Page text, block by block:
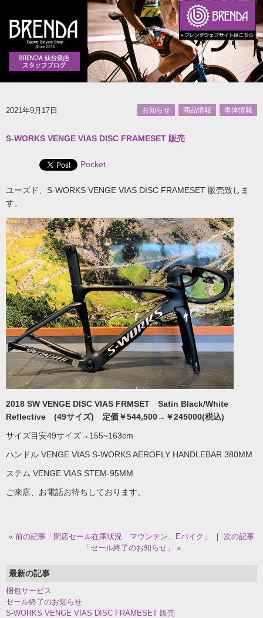
2021年9月17日 お知らせ 商品情報 車体情報
S-WORKS VENGE VIAS DISC FRAMESET 販売
Pocket
ユーズド、S-WORKS VENGE VIAS DISC FRAMESET 販売致しま
す。
2018 SW VENGE DISC VIAS FRMSET Satin Black/White
Reflective (49サイズ) 定価￥544,500→￥245000(税込)
サイズ目安49サイズ→155~163cm
ハンドル VENGE VIAS S-WORKS AEROFLY HANDLEBAR 380MM
ステム VENGE VIAS STEM-95MM
ご来店、お電話お待ちしております。
« 前の記事「閉店セール在庫状況 マウンテン、Eバイク」 ｜ 次の記事
「セール終了のお知らせ」 »
最新の記事
梱包サービス
セール終了のお知らせ
S-WORKS VENGE VIAS DISC FRAMESET 販売